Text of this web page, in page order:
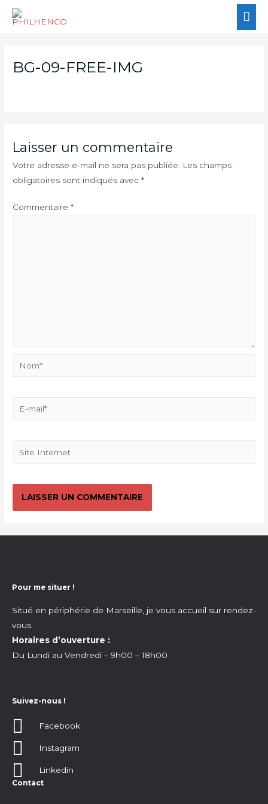
BG-09-FREE-IMG
Laisser un commentaire
Votre adresse e-mail ne sera pas publiée.
Les champs
obligatoires sont indiqués avec*
Commentaire*
Pour me situer !
Situé en périphérie de Marseille, je vous accueil sur rendez-
vous.
Horaires d’ouverture :
Du Lundi au Vendredi – 9h00 – 18h00
Suivez-nous !
Facebook
Instagram
Linkedin
Contact